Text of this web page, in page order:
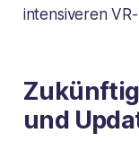
intensiveren
und